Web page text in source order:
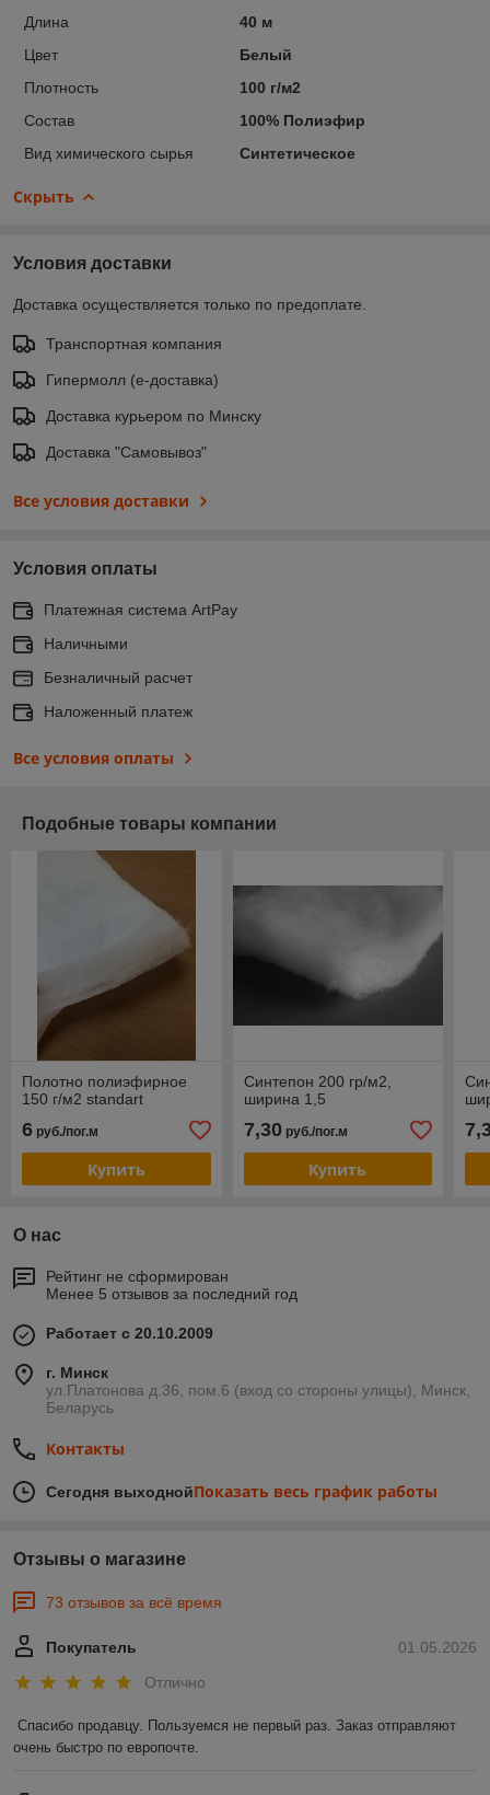
Длина
40 м
Цвет
Белый
Плотность
100 г/м2
Состав
100% Полиэфир
Вид химического сырья
Синтетическое
Скрыть
Условия доставки
Доставка осуществляется только по предоплате.
Транспортная компания
Гипермолл (е-доставка)
Доставка курьером по Минску
Доставка "Самовывоз"
Все условия доставки
Условия оплаты
Платежная система ArtPay
Наличными
Безналичный расчет
Наложенный платеж
Все условия оплаты
Подобные товары компании
Полотно полиэфирное
150 г/м2 standart
6 руб./пог.м
Купить
Синтепон 200 гр/м2,
ширина 1,5
7,30руб./пог.м
Купить
О нас
Рейтинг не сформирован
Менее 5 отзывов за последний год
Работает с 20.10.2009
г. Минск
ул.Платонова д.36, пом.6 (вход со стороны улицы), Минск,
Беларусь
Контакты
Сегодня выходнойПоказать весь график работы
Отзывы о магазине
73 отзывов за всё время
01.05.2026
Покупатель
Отлично
Спасибо продавцу. Пользуемся не первый раз. Заказ отправляют
очень быстро по европочте.